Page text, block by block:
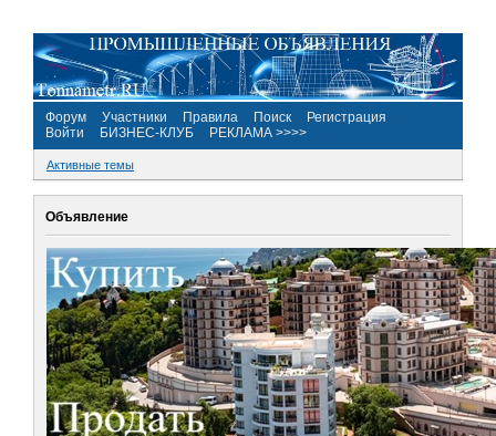
Форум Участники Правила Поиск
Регистрация
Войти
БИЗНЕС-КЛУБ РЕКЛАМА >>>>
Активные темы
Объявление